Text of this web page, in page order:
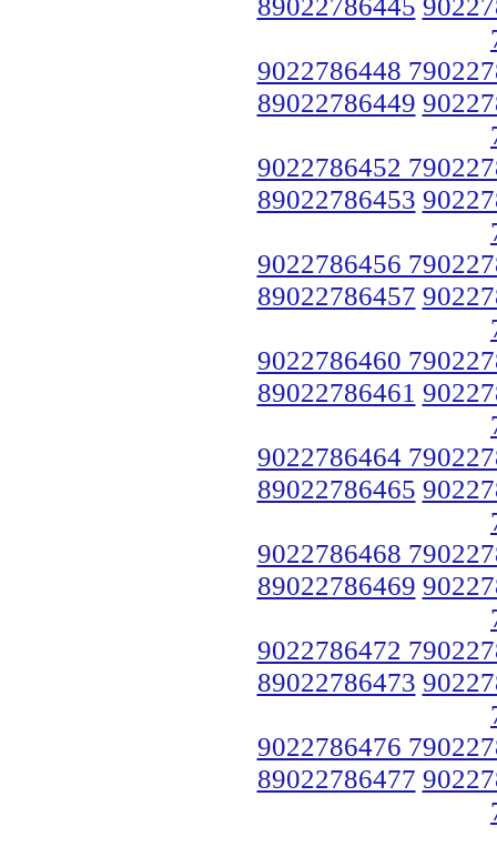
9022786448
89022786449
9022786452
89022786453
9022786456
89022786457
9022786460
89022786461
9022786464
89022786465
9022786468
89022786469
9022786472
89022786473
9022786476
89022786477